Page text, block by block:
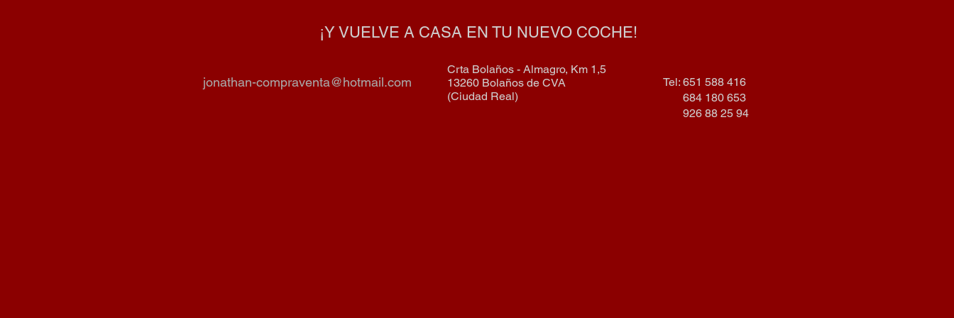
¡Y VUELVE A CASA EN TU NUEVO COCHE!
jonathan-compraventa@hotmail.com
Crta Bolaños - Almagro, Km 1,5
13260 Bolaños de CVA
(Ciudad Real)
Tel: 651 588 416
684 180 653
926 88 25 94